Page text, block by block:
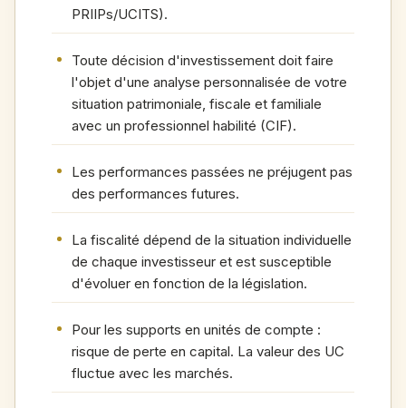
PRIIPs/UCITS).
Toute décision d'investissement doit faire
l'objet d'une analyse personnalisée de votre
situation patrimoniale, fiscale et familiale
avec un professionnel habilité (CIF).
Les performances passées ne préjugent pas
des performances futures.
La fiscalité dépend de la situation individuelle
de chaque investisseur et est susceptible
d'évoluer en fonction de la législation.
Pour les supports en unités de compte :
risque de perte en capital. La valeur des UC
fluctue avec les marchés.